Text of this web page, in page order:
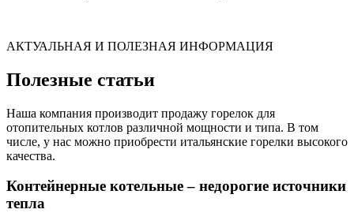
АКТУАЛЬНАЯ И ПОЛЕЗНАЯ ИНФОРМАЦИЯ
Полезные статьи
Наша компания производит продажу горелок для
отопительных котлов различной мощности и типа. В том
числе, у нас можно приобрести итальянские горелки высокого
качества.
Контейнерные котельные – недорогие источники
тепла